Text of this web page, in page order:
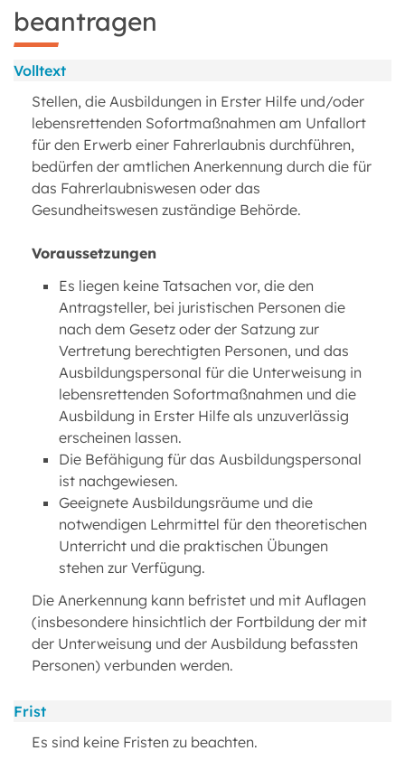
beantragen
Volltext
Stellen, die Ausbildungen in Erster Hilfe und/oder
lebensrettenden Sofortmaßnahmen am Unfallort
für den Erwerb einer Fahrerlaubnis durchführen,
bedürfen der amtlichen Anerkennung durch die für
das Fahrerlaubniswesen oder das
Gesundheitswesen zuständige Behörde.
Voraussetzungen
Es liegen keine Tatsachen vor, die den
Antragsteller, bei juristischen Personen die
nach dem Gesetz oder der Satzung zur
Vertretung berechtigten Personen, und das
Ausbildungspersonal für die Unterweisung in
lebensrettenden Sofortmaßnahmen und die
Ausbildung in Erster Hilfe als unzuverlässig
erscheinen lassen.
Die Befähigung für das Ausbildungspersonal
ist nachgewiesen.
Geeignete Ausbildungsräume und die
notwendigen Lehrmittel für den theoretischen
Unterricht und die praktischen Übungen
stehen zur Verfügung.
Die Anerkennung kann befristet und mit Auflagen
(insbesondere hinsichtlich der Fortbildung der mit
der Unterweisung und der Ausbildung befassten
Personen) verbunden werden.
Frist
Es sind keine Fristen zu beachten.